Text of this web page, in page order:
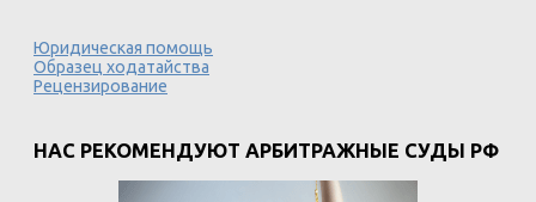
Юридическая помощь
Образец ходатайства
Рецензирование
НАС РЕКОМЕНДУЮТ АРБИТРАЖНЫЕ СУДЫ РФ